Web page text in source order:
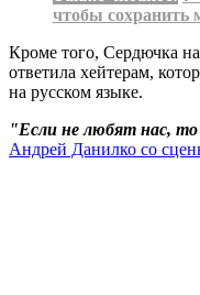
чтобы сохранить
Кроме того, Сердючка
ответила хейтерам,
на русском языке.
"Если не любят нас,
Андрей Данилко со